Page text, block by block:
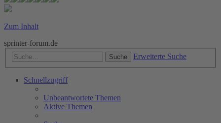
Zum Inhalt
sprinter-forum.de
Suche Erweiterte Suche
Schnellzugriff
Unbeantwortete Themen
Aktive Themen